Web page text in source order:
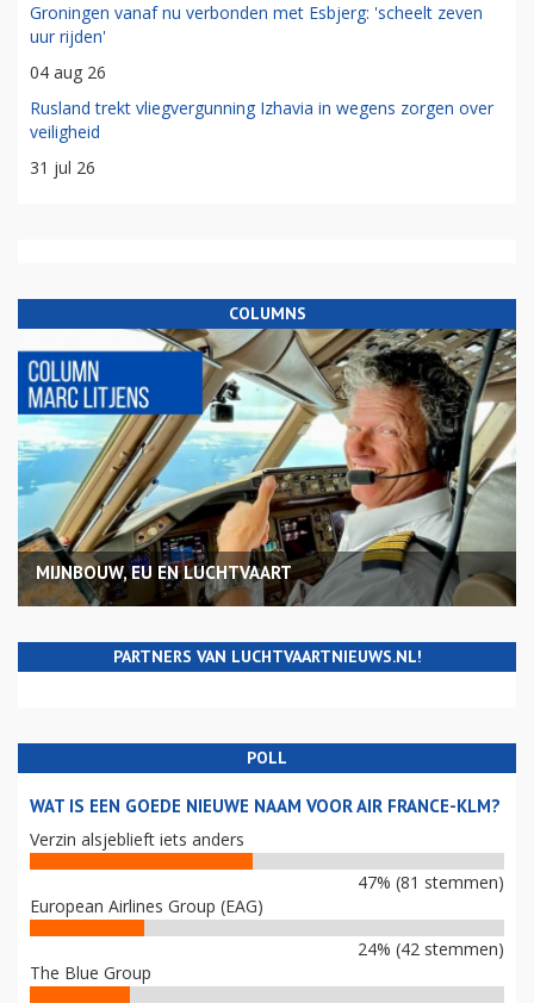
Groningen vanaf nu verbonden met Esbjerg: 'scheelt zeven
uur rijden'
04 aug 26
Rusland trekt vliegvergunning Izhavia in wegens zorgen over
veiligheid
31 jul 26
COLUMNS
MIJNBOUW, EU EN LUCHTVAART
PARTNERS VAN LUCHTVAARTNIEUWS.NL!
POLL
WAT IS EEN GOEDE NIEUWE NAAM VOOR AIR FRANCE-KLM?
Verzin alsjeblieft iets anders
47% (81 stemmen)
European Airlines Group (EAG)
24% (42 stemmen)
The Blue Group